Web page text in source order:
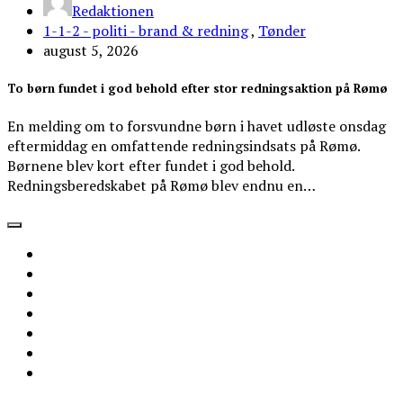
Redaktionen
1-1-2 - politi - brand & redning, Tønder
august 5, 2026
To børn fundet i god behold efter stor redningsaktion på Rømø
En melding om to forsvundne børn i havet udløste onsdag
eftermiddag en omfattende redningsindsats på Rømø.
Børnene blev kort efter fundet i god behold.
Redningsberedskabet på Rømø blev endnu en…